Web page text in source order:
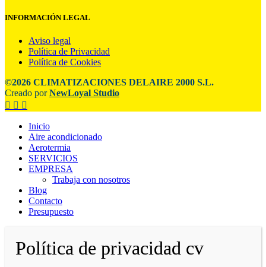
INFORMACIÓN LEGAL
Aviso legal
Política de Privacidad
Política de Cookies
©2026 CLIMATIZACIONES DELAIRE 2000 S.L.
Creado porNewLoyal Studio
Inicio
Aire acondicionado
Aerotermia
SERVICIOS
EMPRESA
Trabaja con nosotros
Blog
Contacto
Presupuesto
Política de privacidad cv